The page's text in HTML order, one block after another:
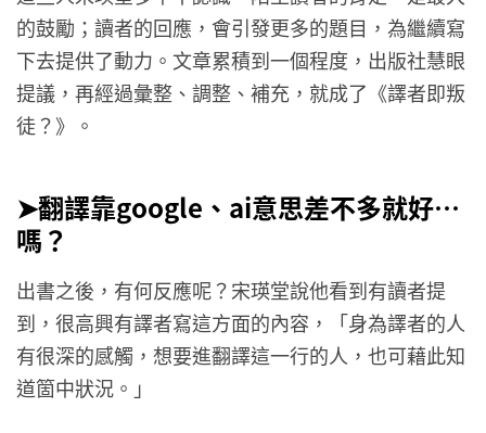
的鼓勵；讀者的回應，會引發更多的題目，為繼續寫
下去提供了動力。文章累積到一個程度，出版社慧眼
提議，再經過彙整、調整、補充，就成了《譯者即叛
徒？》。
➤翻譯靠google 、ai意思差不多就好…
嗎？
出書之後，有何反應呢？宋瑛堂說他看到有讀者提
到，很高興有譯者寫這方面的內容，「身為譯者的人
有很深的感觸，想要進翻譯這一行的人，也可藉此知
道箇中狀況。」